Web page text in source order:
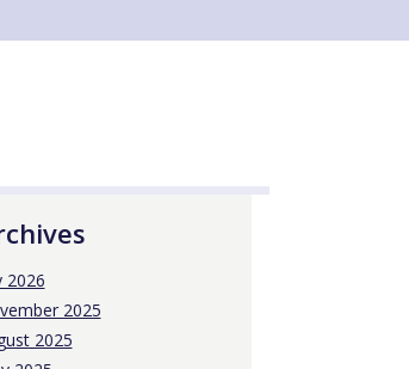
2026
2025
2025